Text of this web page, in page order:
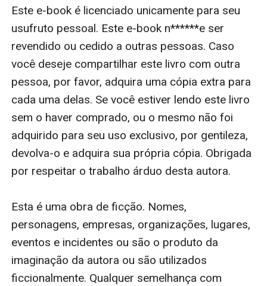
descer ali, eles entram em outro mundo, repleto de
monstros e raças exóticas e todos estão empenhados
em conservar a espada para cumprir com seus
próprios propósitos.
Romulus, armado com o seu manto mágico,
prossegue com seu plano sinistro para ingressar no
Anel e destruir o escudo; Kendrick, Erec, Bronson e
Godfrey lutam para libertar-se da traição; Tirus e
Luanda aprendem o que significa serem traidores e
servir a Andronicus; Mycoples luta para se libertar; e
Alistair finalmente é revelado.
Thor voltará a ser quem ele era antes? Gwendolyn
encontrará Argon? Reece encontrará a Espada?
Romulus terá êxito com seu plano? Kendrick, Erec,
Bronson e Godfrey terão êxito diante das enormes
Este e-book é licenciado unicamente para seu
usufruto pessoal. Este e-book n******e ser
revendido ou cedido a outras pessoas. Caso
você deseje compartilhar este livro com outra
pessoa, por favor, adquira uma cópia extra para
cada uma delas. Se você estiver lendo este livro
sem o haver comprado, ou o mesmo não foi
adquirido para seu uso exclusivo, por gentileza,
devolva-o e adquira sua própria cópia. Obrigada
por respeitar o trabalho árduo desta autora.
Esta é uma obra de ficção. Nomes,
personagens, empresas, organizações, lugares,
eventos e incidentes ou são o produto da
imaginação da autora ou são utilizados
ficcionalmente. Qualquer semelhança com